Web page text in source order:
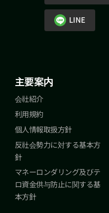
LINE
主要案内
会社紹介
利用規約
個人情報取扱方針
反社会勢力に対する基本方
針
マネーロンダリング及びテ
ロ資金供与防止に関する基
本方針